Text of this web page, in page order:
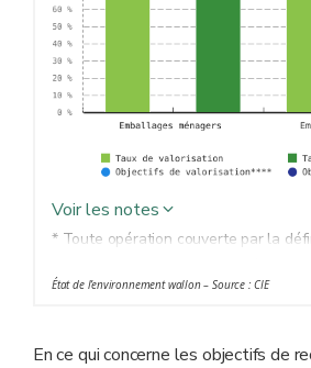
Voir les notes
* Toute opération couverte par la
applicableq.
déchets aux fins de leur fonction
État de l’environnement wallon – Source : CIE
En ce qui concerne les objectifs de